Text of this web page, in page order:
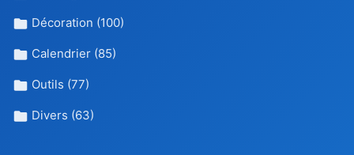
Décoration (100)
Calendrier (85)
Outils (77)
Divers (63)